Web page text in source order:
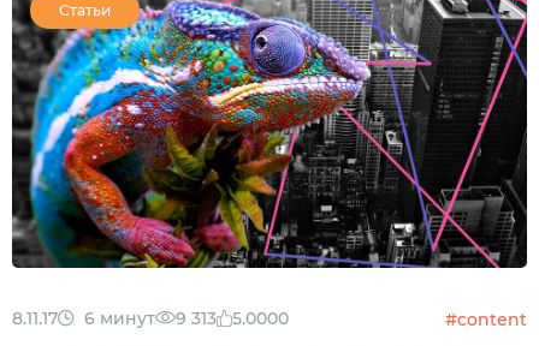
Статьи
8.11.17 6 минут 9 313 5.0000 #content